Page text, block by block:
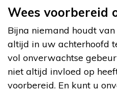
Wees voorbereid
Bijna niemand houdt
altijd in uw achterhoofd
vol onverwachtse
niet altijd invloed op
voorbereid. En kunt u